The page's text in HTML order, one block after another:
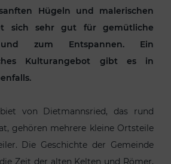
Hügeln und malerischen
sich sehr gut für gemütliche
und zum Entspannen. Ein
Kulturangebot gibt es in
von Dietmannsried, das rund
gehören mehrere kleine Ortsteile
Die Geschichte der Gemeinde
Zeit der alten Kelten und Römer,